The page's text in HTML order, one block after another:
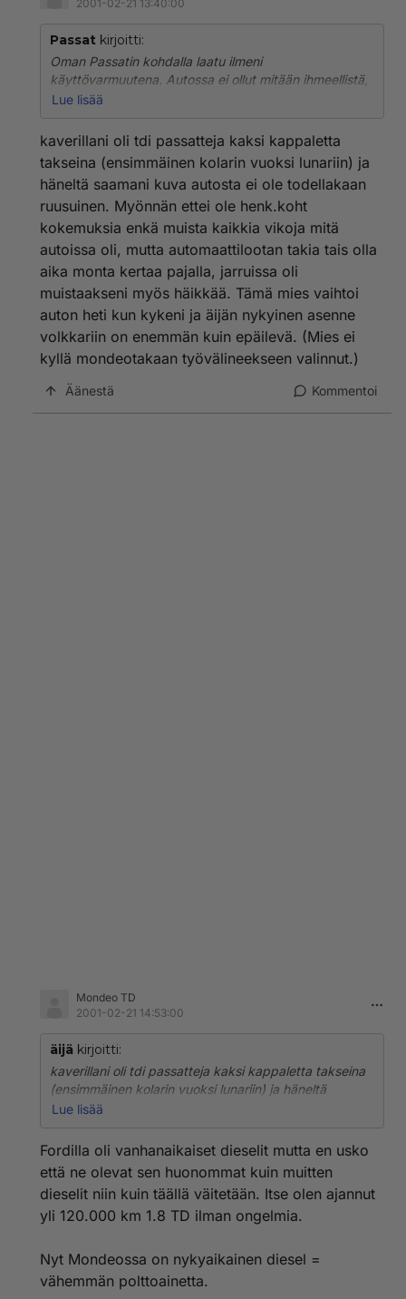
2001-02-21 13:40:00
Passat kirjoitti:
Oman Passatin kohdalla laatu ilmeni
käyttövarmuutena. Autossa ei ollut mitään ihmeellistä,
mutta kaikki toimi. (TDI Passat) vaihdoin auton TD-
"testivoittaja" /ei kestotesti voittaja. Otti pannuun kun
auto oli aina pajalla ja esim osia ei saannut. Oli 3
viikkoa pajalla kun ei ollut osia! Soittelin mahantuojat ja
etc läpi ja ymmärsin ostaneeni Englantilaisen auton
jossa ei huolto toimi. Ajan vuosittain noin 60-70000km
ja ymmärrät miksi adrenaali kohosi ylemmäksi kuin
Isometsän doping hiihtojen.Vaihdoin Monzan Tojon
Anjovikseen ja ko auto on pelannut kuin Passat.
Passatin kohdalla oli probleema , jun olisin hieronut
kauppaa, niin olisi pitänyt laittaa 80 000mk väliä 1,5
vuotta vanhan auton kanssa.TDI-Variant.
puheet että arvo säilyy, kannattaa käydä uudestaan ,
jos ostat auton Laakkoselta.
Lue lisää
kaverillani oli tdi passatteja kaksi kappaletta
takseina (ensimmäinen kolarin vuoksi lunariin) ja
häneltä saamani kuva autosta ei ole todellakaan
ruusuinen. Myönnän ettei ole henk.koht
kokemuksia enkä muista kaikkia vikoja mitä
autoissa oli, mutta automaattilootan takia tais olla
aika monta kertaa pajalla, jarruissa oli
muistaakseni myös häikkää. Tämä mies vaihtoi
auton heti kun kykeni ja äijän nykyinen asenne
volkkariin on enemmän kuin epäilevä. (Mies ei
kyllä mondeotakaan työvälineekseen valinnut.)
Äänestä Kommentoi
Mondeo TD
2001-02-21 14:53:00
äijä kirjoitti:
kaverillani oli tdi passatteja kaksi kappaletta takseina
(ensimmäinen kolarin vuoksi lunariin) ja häneltä
saamani kuva autosta ei ole todellakaan ruusuinen.
kaikkia vikoja mitä autoissa oli, mutta automaattilootan
muistaakseni myös häikkää. Tämä mies vaihtoi auton
heti kun kykeni ja äijän nykyinen asenne volkkariin on
enemmän kuin epäilevä. (Mies ei kyllä mondeotakaan
Lue lisää
Fordilla oli vanhanaikaiset dieselit mutta en usko
että ne olevat sen huonommat kuin muitten
dieselit niin kuin täällä väitetään. Itse olen ajannut
yli 120.000 km 1.8 TD ilman ongelmia.
Nyt Mondeossa on nykyaikainen diesel =
vähemmän polttoainetta.